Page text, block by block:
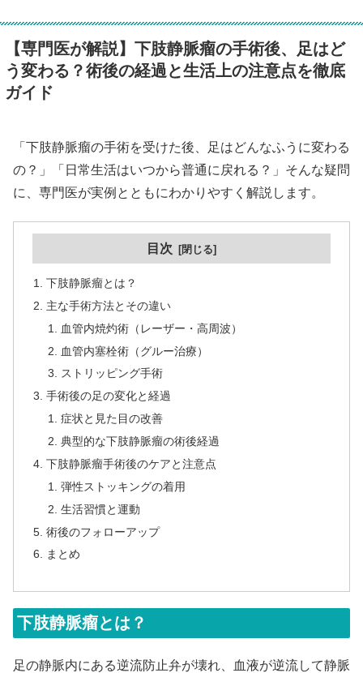
【専門医が解説】下肢静脈瘤の手術後、足はど
う変わる？術後の経過と生活上の注意点を徹底
ガイド
「下肢静脈瘤の手術を受けた後、足はどんなふうに変わる
の？」「日常生活はいつから普通に戻れる？」そんな疑問
に、専門医が実例とともにわかりやすく解説します。
目次
下肢静脈瘤とは？
主な手術方法とその違い
血管内焼灼術（レーザー・高周波）
血管内塞栓術（グルー治療）
ストリッピング手術
手術後の足の変化と経過
症状と見た目の改善
典型的な下肢静脈瘤の術後経過
下肢静脈瘤手術後のケアと注意点
弾性ストッキングの着用
生活習慣と運動
術後のフォローアップ
まとめ
下肢静脈瘤とは？
足の静脈内にある逆流防止弁が壊れ、血液が逆流して静脈